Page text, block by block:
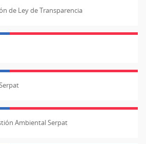
de Ley de Transparencia
Ambiental Serpat